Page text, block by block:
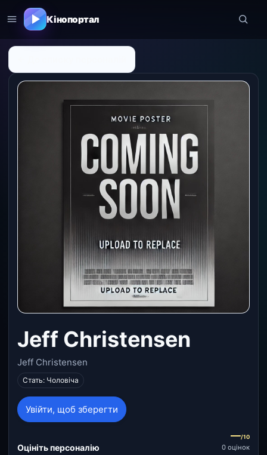
Кінопортал
Jeff Christensen
Jeff Christensen
Стать: Чоловіча
Увійти, щоб зберегти
Оцініть персоналію
—/10
0 оцінок